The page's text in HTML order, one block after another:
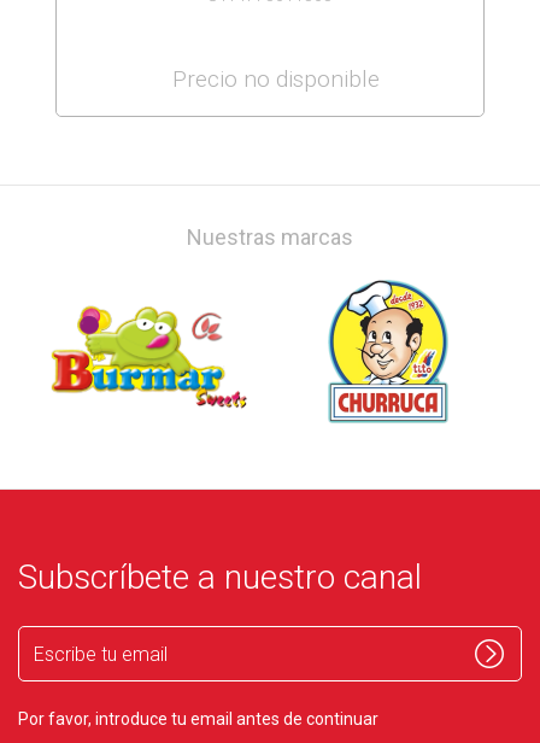
Precio no disponible
Nuestras marcas
Subscríbete a nuestro canal
Escribe
Por favor, introduce tu email antes de continuar